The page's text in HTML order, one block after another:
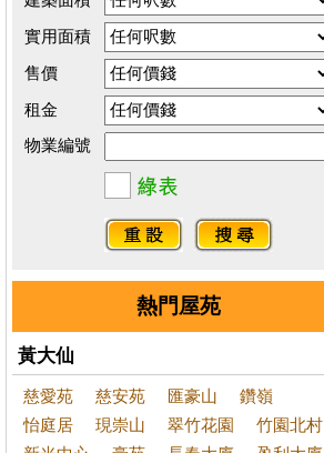
實用面積
售價
租金
物業編號
熱門屋苑
黃大仙
慈愛苑 慈安苑 匯豪山
鑽嶺
怡庭居
現崇山 翠竹花園
竹園北村